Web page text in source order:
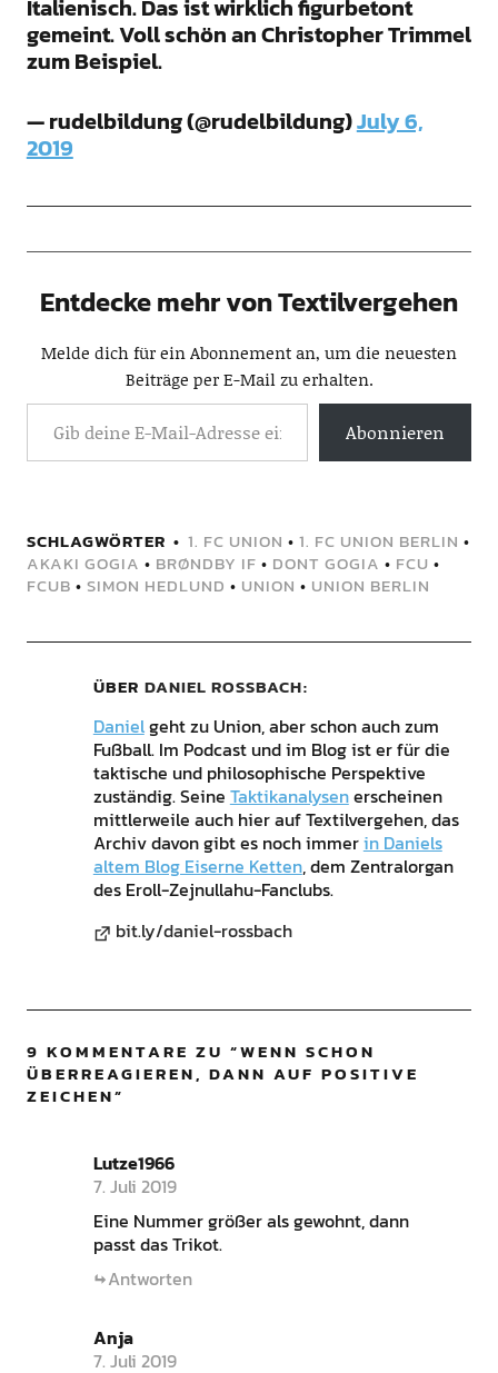
Italienisch. Das ist wirklich figurbetont
gemeint. Voll schön an Christopher Trimmel
zum Beispiel.
— rudelbildung (@rudelbildung)July 6,
2019
Entdecke mehr von Textilvergehen
Melde dich für ein Abonnement an, um die neuesten
Beiträge per E-Mail zu erhalten.
Abonnieren
SCHLAGWÖRTER 1. FC UNION • 1. FC UNION BERLIN •
AKAKI GOGIA • BRØNDBY IF • DONT GOGIA • FCU •
FCUB • SIMON HEDLUND • UNION • UNION BERLIN
ÜBER DANIEL ROSSBACH
Danielgeht zu Union, aber schon auch zum
Fußball. Im Podcast und im Blog ist er für die
taktische und philosophische Perspektive
zuständig. Seine Taktikanalysenerscheinen
mittlerweile auch hier auf Textilvergehen, das
Archiv davon gibt es noch immerin Daniels
altem Blog Eiserne Ketten, dem Zentralorgan
des Eroll-Zejnullahu-Fanclubs.
bit.ly/daniel-rossbach
9 KOMMENTARE ZU “WENN SCHON
ÜBERREAGIEREN, DANN AUF POSITIVE
ZEICHEN”
Lutze1966
7. Juli 2019
Eine Nummer größer als gewohnt, dann
passt das Trikot.
Antworten
Anja
7. Juli 2019